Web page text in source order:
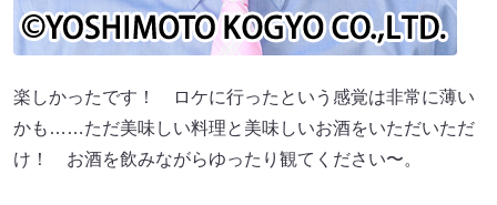
楽しかったです！ ロケに行ったという感覚は非常に薄い
かも……ただ美味しい料理と美味しいお酒をいただいただ
け！ お酒を飲みながらゆったり観てください〜。